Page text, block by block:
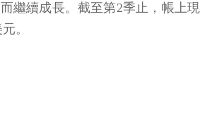
繼續成長。截至第2季止，帳上現
。